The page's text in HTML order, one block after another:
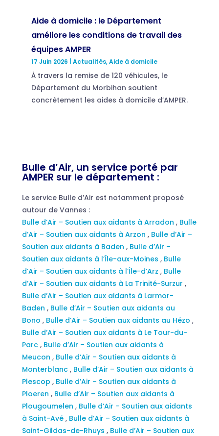
Aide à domicile : le Département
améliore les conditions de travail des
équipes AMPER
17 Juin 2026 Actualités,Aide à domicile
À travers la remise de 120 véhicules, le
Département du Morbihan soutient
concrètement les aides à domicile d’AMPER.
Bulle d’Air, un service porté par
AMPER sur le département :
Le service Bulle d’Air est notamment proposé
autour de Vannes :
Bulle d’Air – Soutien aux aidants à Arradon , Bulle
d’Air – Soutien aux aidants à Arzon , Bulle d’Air –
Soutien aux aidants à Baden , Bulle d’Air –
Soutien aux aidants à l’Île-aux-Moines , Bulle
d’Air – Soutien aux aidants à l’Île-d’Arz , Bulle
d’Air – Soutien aux aidants à La Trinité-Surzur ,
Bulle d’Air – Soutien aux aidants à Larmor-
Baden , Bulle d’Air – Soutien aux aidants au
Bono , Bulle d’Air – Soutien aux aidants au Hézo ,
Bulle d’Air – Soutien aux aidants à Le Tour-du-
Parc , Bulle d’Air – Soutien aux aidants à
Meucon , Bulle d’Air – Soutien aux aidants à
Monterblanc , Bulle d’Air – Soutien aux aidants à
Plescop , Bulle d’Air – Soutien aux aidants à
Ploeren , Bulle d’Air – Soutien aux aidants à
Plougoumelen , Bulle d’Air – Soutien aux aidants
à Saint-Avé , Bulle d’Air – Soutien aux aidants à
Saint-Gildas-de-Rhuys , Bulle d’Air – Soutien aux